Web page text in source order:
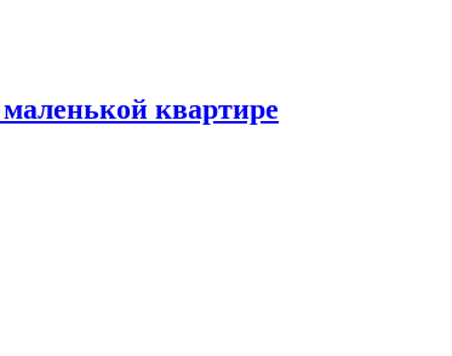
квартире